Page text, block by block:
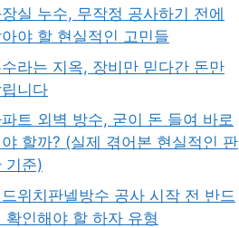
실 누수, 무작정 공사하기 전에
야 할 현실적인 고민들
라는 지옥, 장비만 믿다간 돈만
립니다
트 외벽 방수, 굳이 돈 들여 바로
할까? (실제 겪어본 현실적인 판
기준)
위치판넬방수 공사 시작 전 반드
확인해야 할 하자 유형